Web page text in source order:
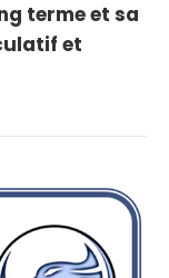
terme et sa
et